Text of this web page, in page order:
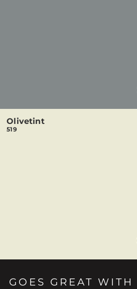
Olivetint
519
GOES GREAT WITH